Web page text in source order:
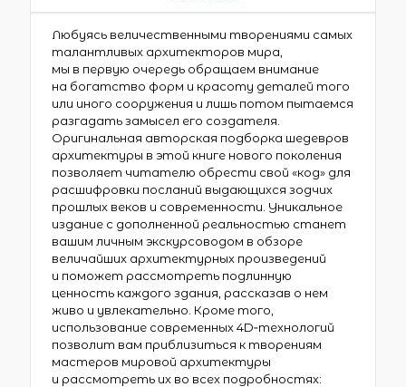
Любуясь величественными творениями самых
талантливых архитекторов мира,
мы в первую очередь обращаем внимание
на богатство форм и красоту деталей того
или иного сооружения и лишь потом пытаемся
разгадать замысел его создателя.
Оригинальная авторская подборка шедевров
архитектуры в этой книге нового поколения
позволяет читателю обрести свой «код» для
расшифровки посланий выдающихся зодчих
прошлых веков и современности. Уникальное
издание с дополненной реальностью станет
вашим личным экскурсоводом в обзоре
величайших архитектурных произведений
и поможет рассмотреть подлинную
ценность каждого здания, рассказав о нем
живо и увлекательно. Кроме того,
использование современных 4D‑технологий
позволит вам приблизиться к творениям
мастеров мировой архитектуры
и рассмотреть их во всех подробностях: